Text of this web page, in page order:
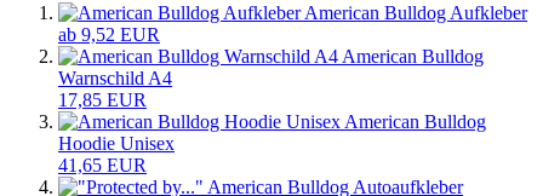
American Bulldog Aufkleber
ab 9,52 EUR
American Bulldog
Warnschild A4
17,85 EUR
American Bulldog
Hoodie Unisex
41,65 EUR